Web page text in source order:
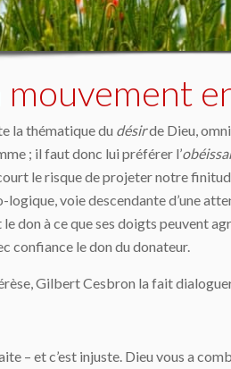
mouvement
la thématique du désirde Dieu,
; il faut donc lui préférer l’
le risque de projeter notre
voie descendante d’une
don à ce que ses doigts peuvent
confiance le don du donateur.
Gilbert Cesbron la fait
– et c’est injuste. Dieu vous a